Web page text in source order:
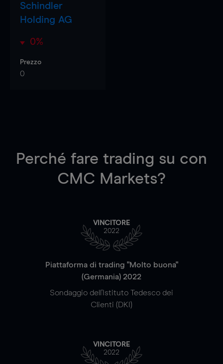
Schindler
Holding AG
0%
Prezzo
0
Perché fare trading su con
CMC Markets?
VINCITORE
2022
Piattaforma di trading "Molto buona"
(Germania) 2022
Sondaggio dell'Istituto Tedesco dei
Clienti (DKI)
VINCITORE
2022